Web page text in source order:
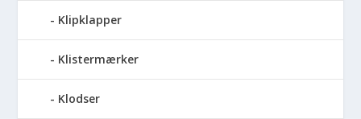
Klipklapper
Klistermærker
Klodser